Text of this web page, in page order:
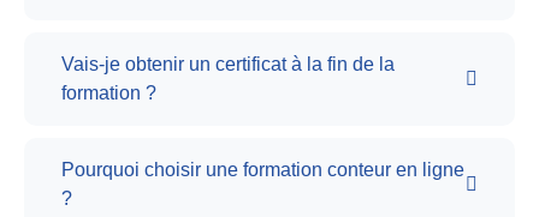
Vais-je obtenir un certificat à la fin de la
formation ?
Pourquoi choisir une formation conteur en ligne
?